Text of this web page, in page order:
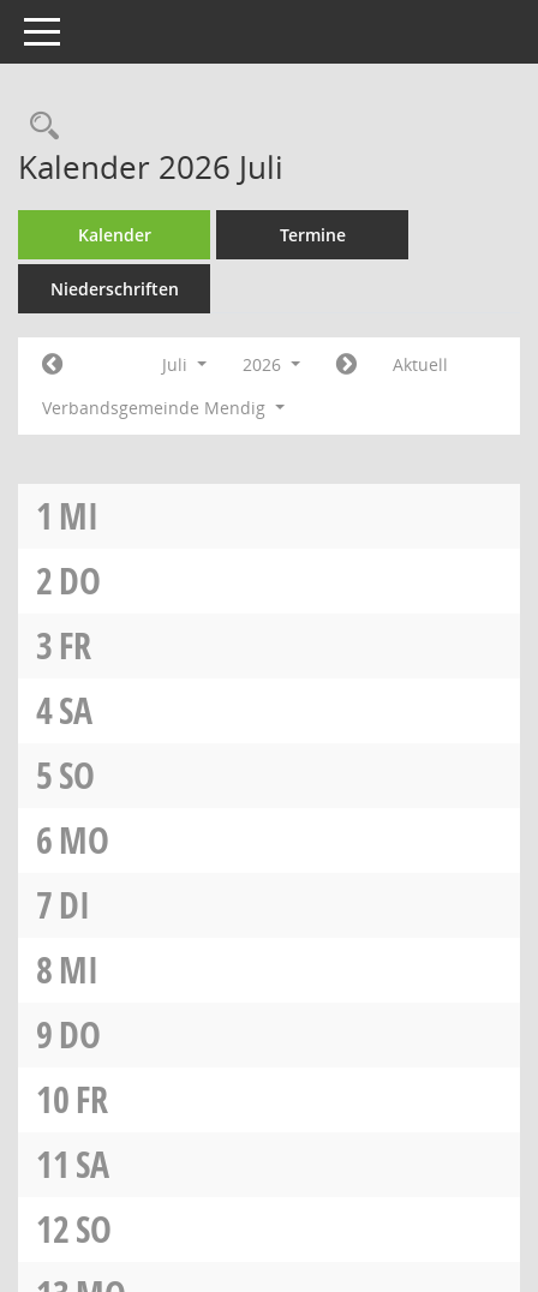
Toggle navigation
Rechercheauswahl
Kalender 2026 Juli
Kalender Termine
Niederschriften
Juli 2026
Aktuell
Verbandsgemeinde Mendig
1 MI
2DO
3FR
4SA
5SO
6MO
7DI
8MI
9DO
10FR
11 SA
12SO